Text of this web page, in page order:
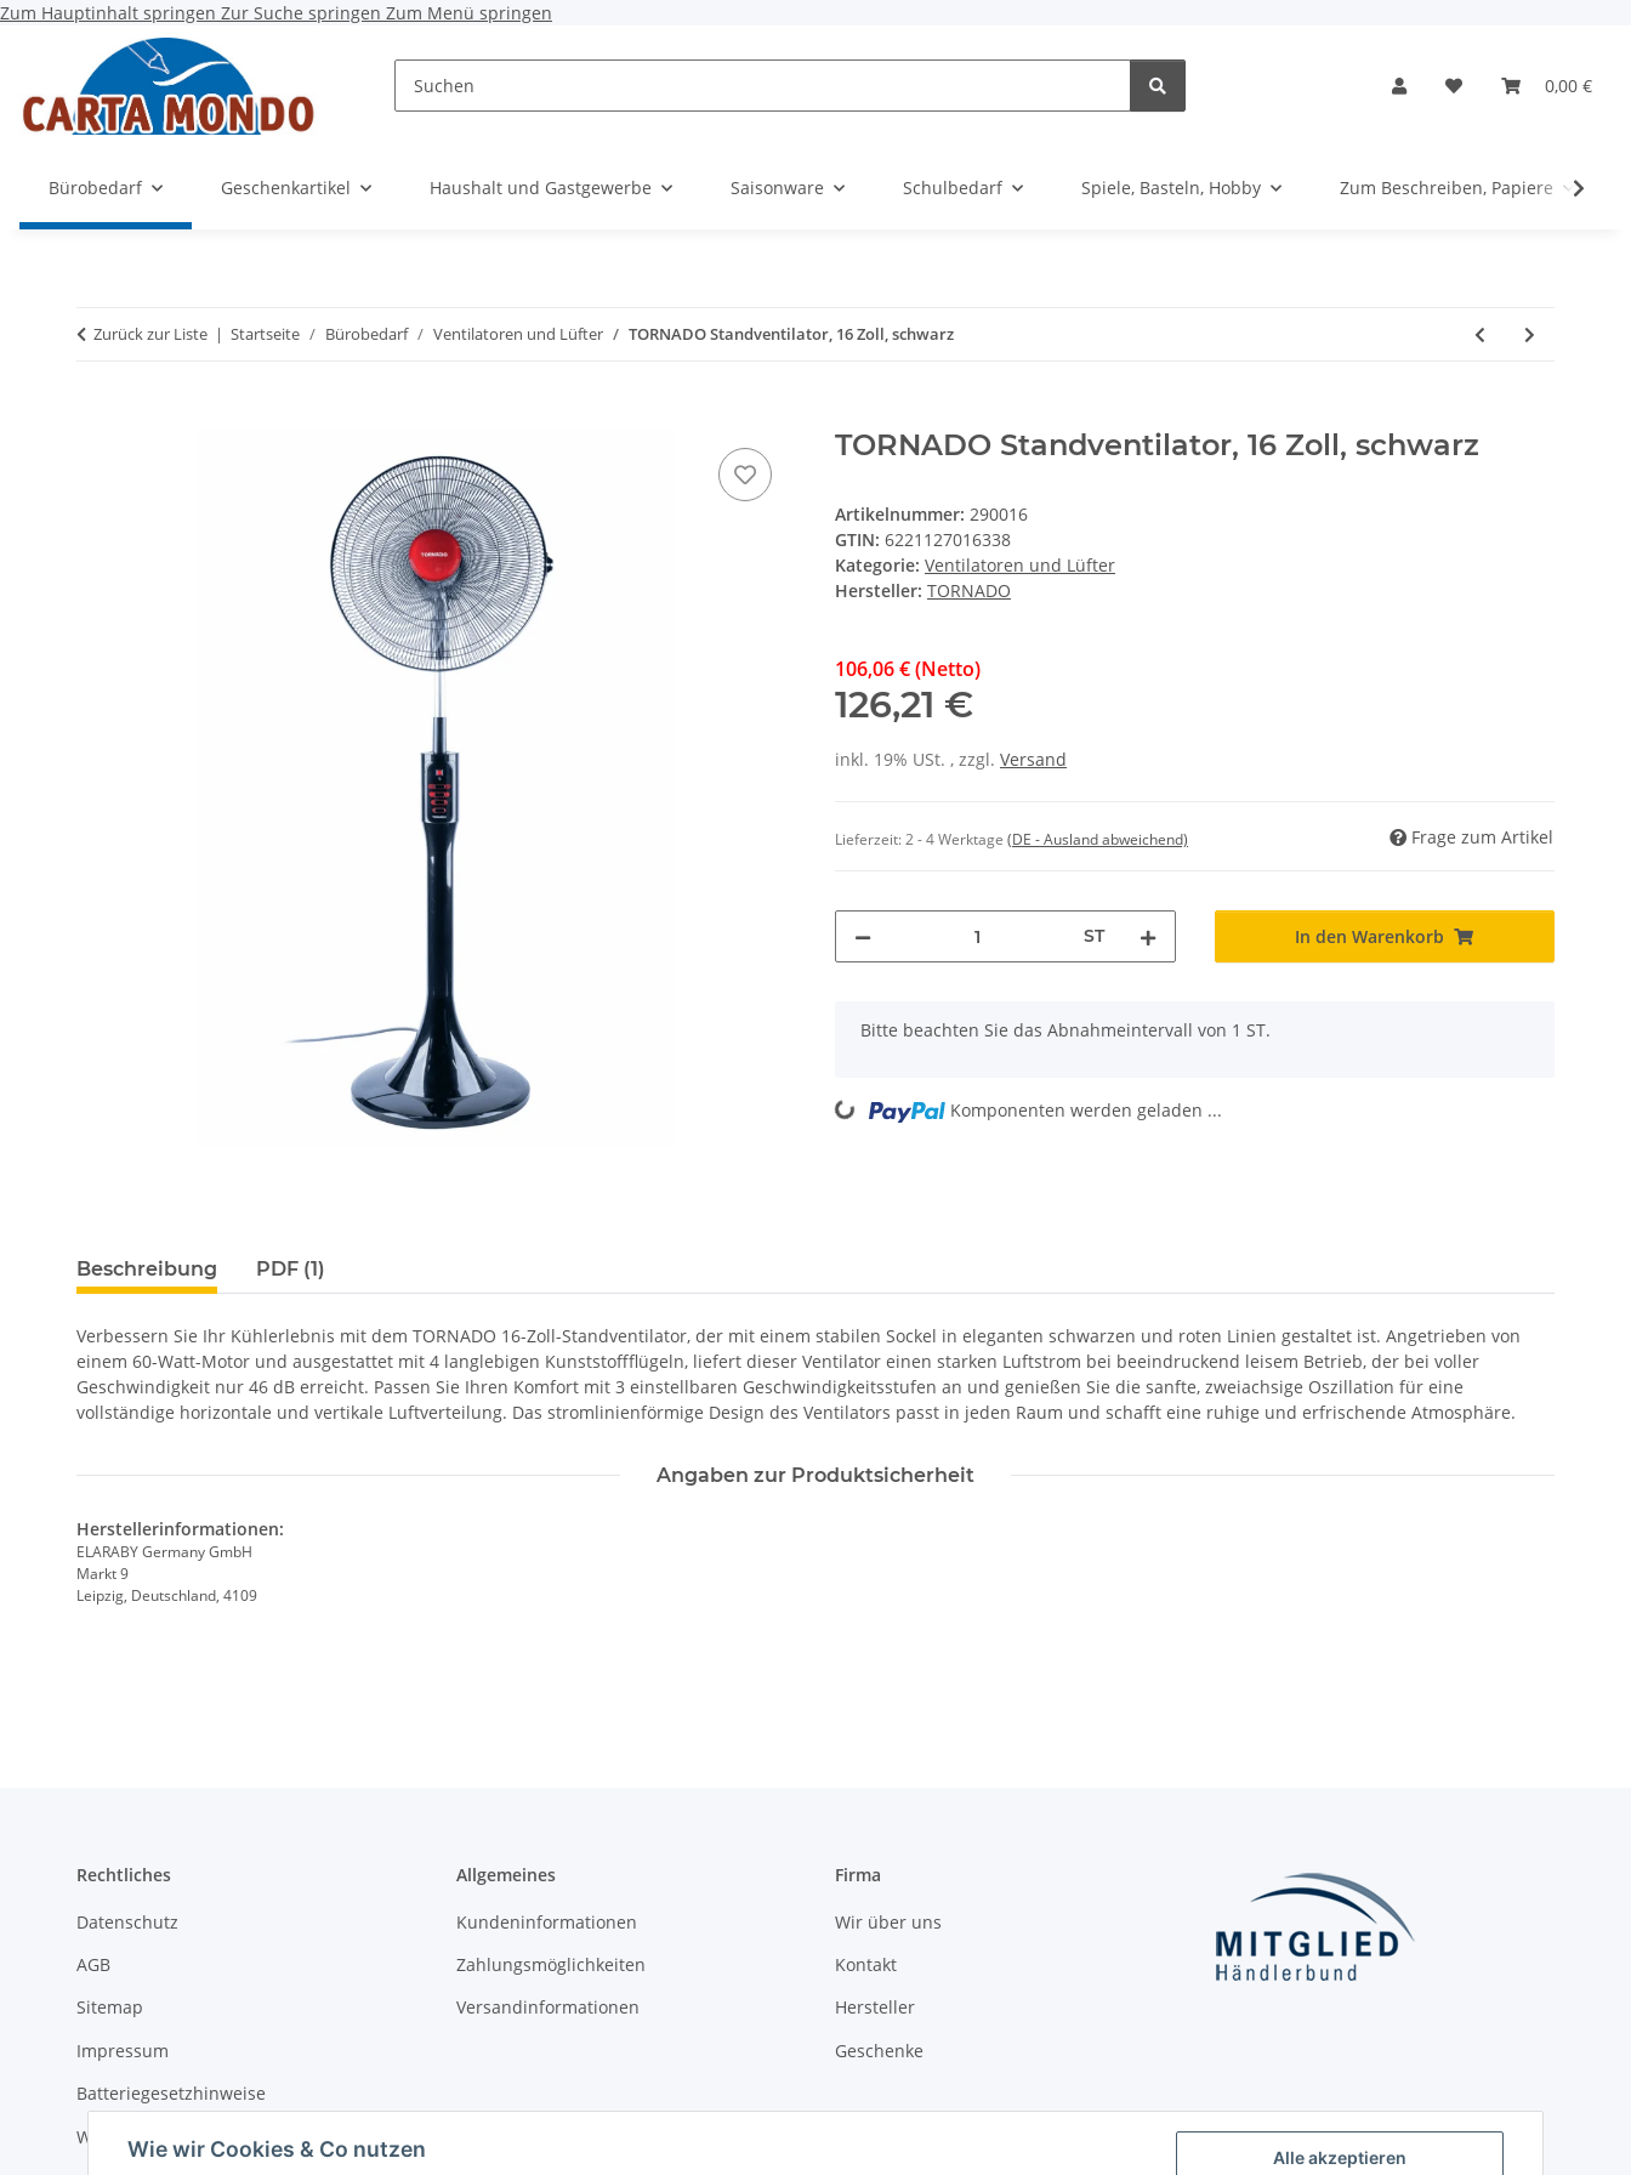
Zum Hauptinhalt springen Zur Suche springen Zum Menü springen
Alle akzeptieren
Wie wir Cookies & Co nutzen
0,00 €
Bürobedarf Geschenkartikel Haushalt und Gastgewerbe Saisonware Schulbedarf Spiele, Basteln, Hobby Zum Beschreiben, Papiere
Zurück zur Liste Startseite Bürobedarf Ventilatoren und Lüfter TORNADO Standventilator, 16 Zoll, schwarz
TORNADO Standventilator, 16 Zoll, schwarz
Artikelnummer: 290016
GTIN: 6221127016338
Kategorie: Ventilatoren und Lüfter
Hersteller: TORNADO
106,06 € (Netto)
126,21 €
inkl. 19% USt. , zzgl. Versand
Lieferzeit:2 - 4 Werktage (DE - Ausland abweichend) Frage zum Artikel
ST In den Warenkorb
x
Bitte beachten Sie das Abnahmeintervall von 1 ST.
Loading... Komponenten werden geladen ...
Beschreibung PDF (1)
Verbessern Sie Ihr Kühlerlebnis mit dem TORNADO 16-Zoll-Standventilator, der mit einem stabilen Sockel in eleganten schwarzen und roten Linien gestaltet ist. Angetrieben von
einem 60-Watt-Motor und ausgestattet mit 4 langlebigen Kunststoffflügeln, liefert dieser Ventilator einen starken Luftstrom bei beeindruckend leisem Betrieb, der bei voller
Geschwindigkeit nur 46 dB erreicht. Passen Sie Ihren Komfort mit 3 einstellbaren Geschwindigkeitsstufen an und genießen Sie die sanfte, zweiachsige Oszillation für eine
vollständige horizontale und vertikale Luftverteilung. Das stromlinienförmige Design des Ventilators passt in jeden Raum und schafft eine ruhige und erfrischende Atmosphäre.
Angaben zur Produktsicherheit
Herstellerinformationen:
ELARABY Germany GmbH
Markt 9
Leipzig, Deutschland, 4109
Rechtliches
Datenschutz
AGB
Sitemap
Impressum
Batteriegesetzhinweise
Widerrufsrecht
Allgemeines
Kundeninformationen
Zahlungsmöglichkeiten
Versandinformationen
Firma
Wir über uns
Kontakt
Hersteller
Geschenke